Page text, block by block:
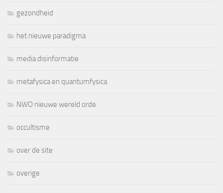
gezondheid
het nieuwe paradigma
media disinformatie
metafysica en quantumfysica
NWO nieuwe wereld orde
occultisme
over de site
overige